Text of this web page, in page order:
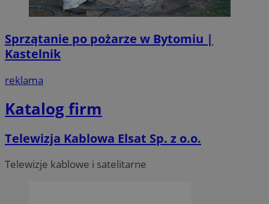
Sprzątanie po pożarze w Bytomiu |
Kastelnik
reklama
Katalog firm
Telewizja Kablowa Elsat Sp. z o.o.
Telewizje kablowe i satelitarne